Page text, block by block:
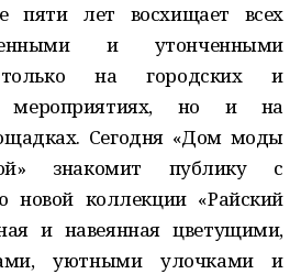
пяти лет восхищает всех
и утонченными
на городских и
мероприятиях, но и на
Сегодня «Дом моды
знакомит публику с
новой коллекции «Райский
и навеянная цветущими,
уютными улочками и